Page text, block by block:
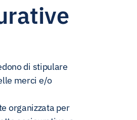
di stipulare
merci e/o
organizzata per